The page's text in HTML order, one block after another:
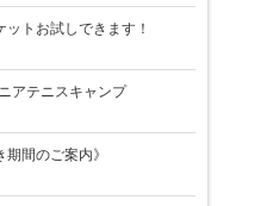
トお試しできます！
テニスキャンプ
期間のご案内》